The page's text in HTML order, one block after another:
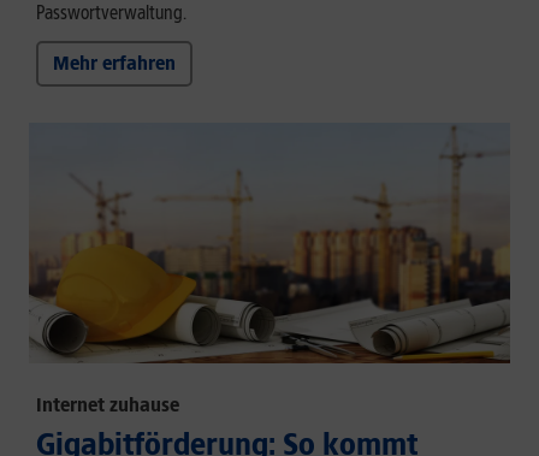
Passwortverwaltung.
Mehr erfahren
Internet zuhause
Gigabitförderung: So kommt